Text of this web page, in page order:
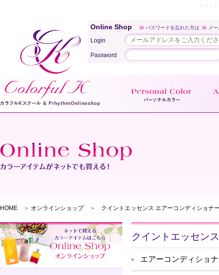
クイン
Online Shop パスワードを忘れた方は メ
Login
Password
HOME ＞ オンラインショップ ＞ クイントエッセンス エアーコンディショ
クイントエッセンス
エアーコンディシ